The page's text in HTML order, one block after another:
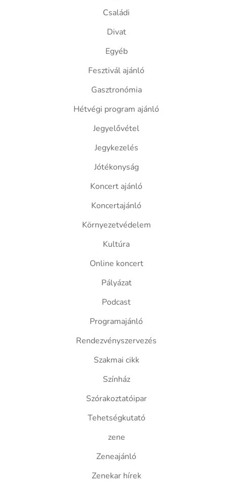
Családi
Divat
Egyéb
Fesztivál ajánló
Gasztronómia
Hétvégi program ajánló
Jegyelővétel
Jegykezelés
Jótékonyság
Koncert ajánló
Koncertajánló
Környezetvédelem
Kultúra
Online koncert
Pályázat
Podcast
Programajánló
Rendezvényszervezés
Szakmai cikk
Színház
Szórakoztatóipar
Tehetségkutató
zene
Zeneajánló
Zenekar hírek